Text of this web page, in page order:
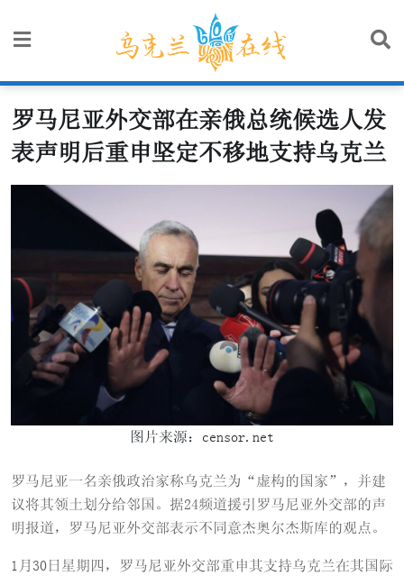
罗马尼亚外交部在亲俄总统候选人发
表声明后重申坚定不移地支持乌克兰
图片来源：censor.net
罗马尼亚一名亲俄政治家称乌克兰为“虚构的国家”，并建
议将其领土划分给邻国。据24频道援引罗马尼亚外交部的声
明报道，罗马尼亚外交部表示不同意杰奥尔杰斯库的观点。
1月30日星期四，罗马尼亚外交部重申其支持乌克兰在其国际